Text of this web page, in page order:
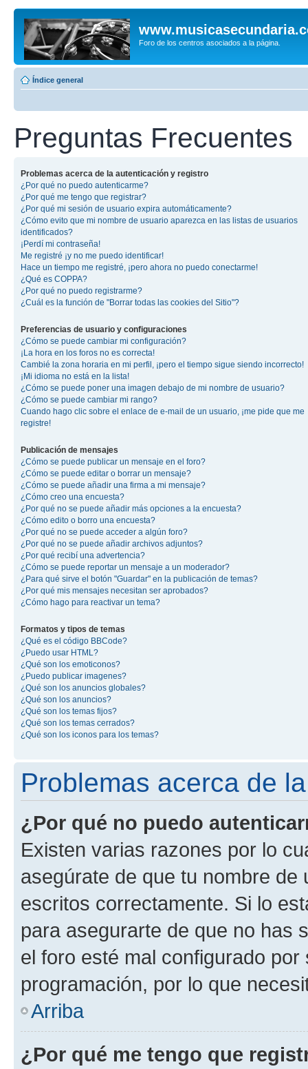
Foro de los centros asociados a la página.
Índice general
Preguntas Frecuentes
Problemas acerca de la autenticación y registro
¿Por qué no puedo autenticarme?
¿Por qué me tengo que registrar?
¿Por qué mi sesión de usuario expira automáticamente?
¿Cómo evito que mi nombre de usuario aparezca en las listas de usuarios
identificados?
¡Perdí mi contraseña!
Me registré ¡y no me puedo identificar!
Hace un tiempo me registré, ¡pero ahora no puedo conectarme!
¿Qué es COPPA?
¿Por qué no puedo registrarme?
¿Cuál es la función de "Borrar todas las cookies del Sitio"?
Preferencias de usuario y configuraciones
¿Cómo se puede cambiar mi configuración?
¡La hora en los foros no es correcta!
Cambié la zona horaria en mi perfil, ¡pero el tiempo sigue siendo incorrecto!
¡Mi idioma no está en la lista!
¿Cómo se puede poner una imagen debajo de mi nombre de usuario?
¿Cómo se puede cambiar mi rango?
Cuando hago clic sobre el enlace de e-mail de un usuario, ¡me pide que me
registre!
Publicación de mensajes
¿Cómo se puede publicar un mensaje en el foro?
¿Cómo se puede editar o borrar un mensaje?
¿Cómo se puede añadir una firma a mi mensaje?
¿Cómo creo una encuesta?
¿Por qué no se puede añadir más opciones a la encuesta?
¿Cómo edito o borro una encuesta?
¿Por qué no se puede acceder a algún foro?
¿Por qué no se puede añadir archivos adjuntos?
¿Por qué recibí una advertencia?
¿Cómo se puede reportar un mensaje a un moderador?
¿Para qué sirve el botón "Guardar" en la publicación de temas?
¿Por qué mis mensajes necesitan ser aprobados?
¿Cómo hago para reactivar un tema?
Formatos y tipos de temas
¿Qué es el código BBCode?
¿Puedo usar HTML?
¿Qué son los emoticonos?
¿Puedo publicar imagenes?
¿Qué son los anuncios globales?
¿Qué son los anuncios?
¿Qué son los temas fijos?
¿Qué son los temas cerrados?
¿Qué son los iconos para los temas?
Problemas acerca de
¿Por qué no puedo
Existen varias razones por lo
asegúrate de que tu nombre
escritos correctamente. Si lo
para asegurarte de que no has
el foro esté mal configurado
programación, por lo que
Arriba
¿Por qué me tengo que